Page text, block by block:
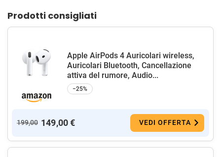
Prodotti consigliati
Apple AirPods 4 Auricolari wireless,
Auricolari Bluetooth, Cancellazione
attiva del rumore, Audio...
−25%
199,00 149,00 € VEDI OFFERTA